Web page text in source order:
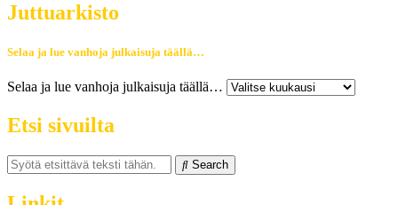
Juttuarkisto
Selaa ja lue vanhoja julkaisuja täällä…
Selaa ja lue vanhoja julkaisuja täällä…
Etsi sivuilta
Search